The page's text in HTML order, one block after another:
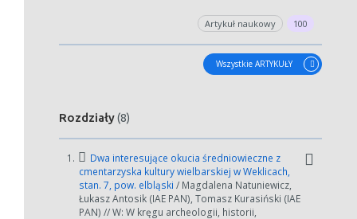
Artykuł naukowy 100
Wszystkie ARTYKUŁY
Rozdziały(8)
1.
Dwa interesujące okucia średniowieczne z
cmentarzyska kultury wielbarskiej w Weklicach,
stan. 7, pow. elbląski / Magdalena Natuniewicz,
Łukasz Antosik (IAE PAN), Tomasz Kurasiński (IAE
PAN) // W: W kręgu archeologii, historii,